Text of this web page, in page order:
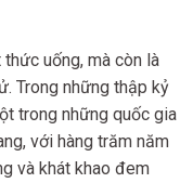
uống, mà còn là
Trong những thập kỷ
trong những quốc gia
với hàng trăm năm
và khát khao đem